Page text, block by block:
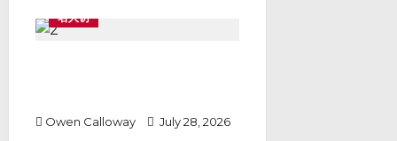
名人访
Owen Calloway July 28, 2026